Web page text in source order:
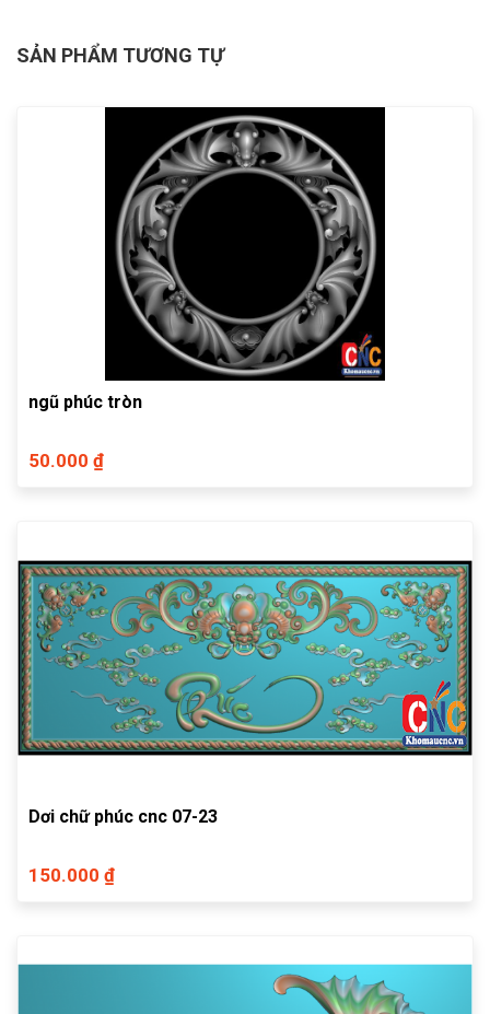
SẢN PHẨM TƯƠNG TỰ
ngũ phúc tròn
50.000 ₫
Dơi chữ phúc cnc 07-23
150.000 ₫